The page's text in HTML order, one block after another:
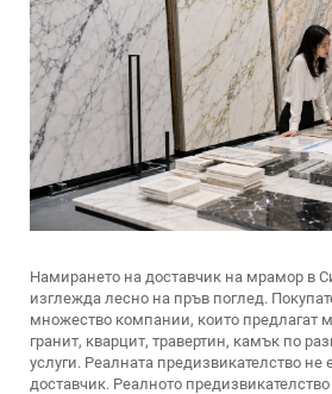
Намирането на доставчик на мрамор в
изглежда лесно на пръв поглед.
множество компании, които предлагат
гранит, кварцит, травертин, камък по
услуги. Реалната предизвикателство не
доставчик. Реалното